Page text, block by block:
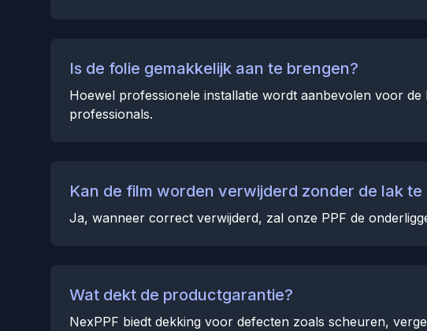
Is de folie gemakkelijk aan te brengen?
Hoewel professionele installatie wordt aanbevolen voor
professionals.
Kan de film worden verwijderd zonder de lak te
Ja, wanneer correct verwijderd, zal onze PPF de
Wat dekt de productgarantie?
NexPPF biedt dekking voor defecten zoals scheuren,